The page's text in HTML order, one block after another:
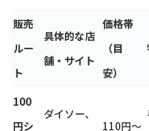
販売
ルー
ト
具体的な店
舗・サイト
価格帯
（目
安）
100
円シ
ダイソー、
110円～